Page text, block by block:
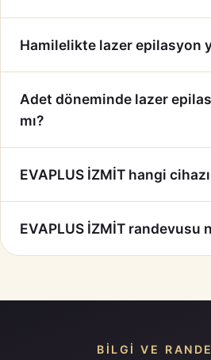
Hamilelikte lazer epilasyon
Adet döneminde lazer
mı?
EVAPLUS İZMİT hangi
EVAPLUS İZMİT randevusu
BILGI VE